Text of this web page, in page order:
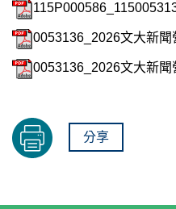
0053136_2026文大新聞
0053136_2026文大新聞
分享